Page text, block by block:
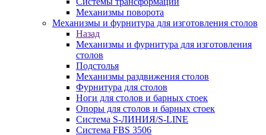
Механизмы поворота
Механизмы и фурнитура для изготовления столов
Назад
Механизмы и фурнитура для изготовления
столов
Подстолья
Механизмы раздвижения столов
Фурнитура для столов
Ноги для столов и барных стоек
Опоры для столов и барных стоек
Система S-ЛИНИЯ/S-LINE
Система FBS 3506